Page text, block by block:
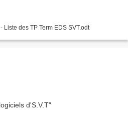
- Liste des TP 1ere EDS SVT.odt - Liste des TP Term EDS SVT.odt